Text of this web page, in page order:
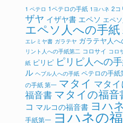
1 ペテロ 1ペテロの手紙 1ヨハネ 2コ
ザヤ イザヤ書 エペソ エペ
エペソ人への手紙
エレミヤ書 ガラテヤ ガラテヤ人
リント人への手紙第二 コロサイ コロ
紙 ピリピ ピリピ人への
ル ヘブル人への手紙 ペテロの手紙
の手紙 第一 マタイ マタ
福音書 マタイの福音
コ マルコの福音書 ヨハネ
手紙第一 ヨハネの